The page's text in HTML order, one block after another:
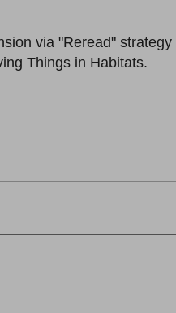
via "Reread"
Things in Habitats.